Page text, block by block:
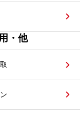
・他